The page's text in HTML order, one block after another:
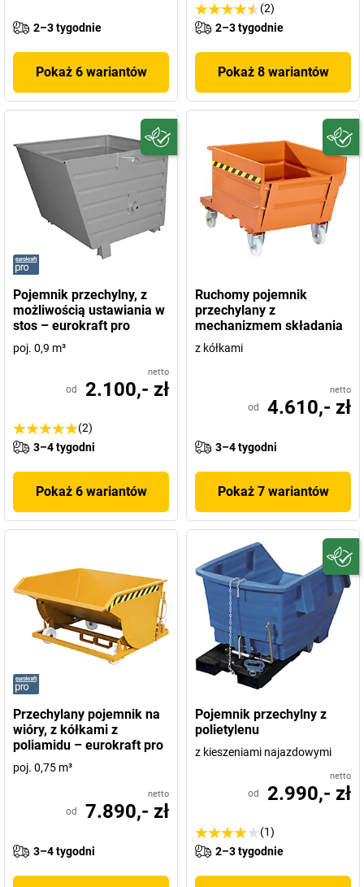
2–3 tygodnie
Pokaż 6 wariantów
(2)
2–3 tygodnie
Pokaż 8 wariantów
Pojemnik przechylny, z
możliwością ustawiania w
stos – eurokraft pro
poj. 0,9 m³
netto
od 2.100,- zł
(2)
3–4 tygodni
Pokaż 6 wariantów
Ruchomy pojemnik
przechylany z
mechanizmem składania
z kółkami
netto
od 4.610,- zł
3–4 tygodni
Pokaż 7 wariantów
Przechylany pojemnik na
wióry, z kółkami z
poliamidu – eurokraft pro
poj. 0,75 m³
netto
od 7.890,- zł
3–4 tygodni
Pojemnik przechylny z
polietylenu
z kieszeniami najazdowymi
netto
od 2.990,- zł
(1)
2–3 tygodnie